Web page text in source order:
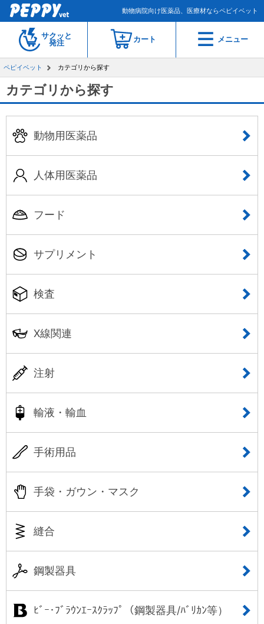
動物病院向け医薬品、医療材ならペピイベット
サクッと
発注
カート メニュー
ペピイベット カテゴリから探す
カテゴリから探す
動物用医薬品
人体用医薬品
フード
サプリメント
検査
X線関連
注射
輸液・輸血
手術用品
手袋・ガウン・マスク
縫合
鋼製器具
ﾋﾞｰ･ﾌﾞﾗｳﾝｴｰｽｸﾗｯﾌﾟ（鋼製器具/ﾊﾞﾘｶﾝ等）